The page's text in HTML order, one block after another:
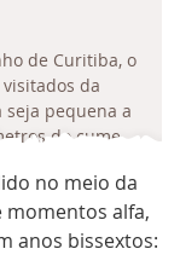
de Curitiba, o
da
seja pequena a
do cume,
ascensão na
o tom da
no cume
no meio da
alfa,
anos bissextos: